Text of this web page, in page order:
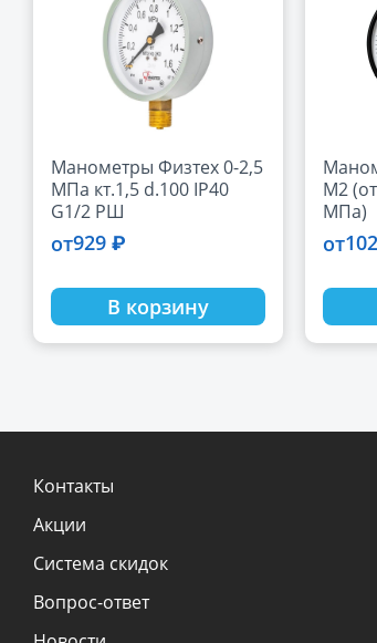
Манометры Физтех 0-2,5
МПа кт.1,5 d.100 IP40
G1/2 РШ
от929 ₽
В корзину
М2
МПа)
от
Контакты
Акции
Система скидок
Вопрос-ответ